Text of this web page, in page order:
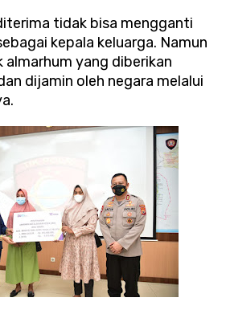
tidak bisa mengganti
kepala keluarga. Namun
almarhum yang diberikan
dijamin oleh negara melalui